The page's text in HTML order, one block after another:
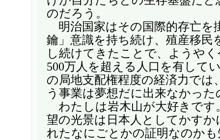
のだろう。
明治国家はその国際的存亡を
鑰」意識を持ち続け、殖産移民
し続けてきたことで、ようや
500万人を超える人口を有して
の局地支配権程度の経済力では
う事業は夢想だに出来なかっ
わたしは岩木山が大好きです
望の光景は日本人としてかすか
れたなにごとかの証明なのか